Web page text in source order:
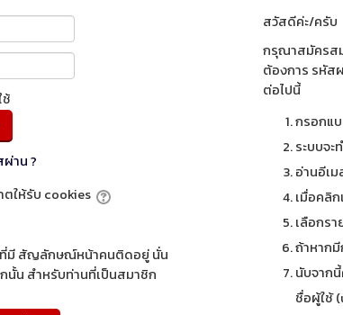
าน ?
ให้รับ cookies
าที่มี สัญลักษณ์หน้าคนติดอยู่ นั่น
นั้น สำหรับท่านที่เป็นสมาชิก
สวัสดีค่ะ/ครับ
กรุณาสมัครสม
ต้องการ รหัส
ต่อไปนี้
กรอกแ
ระบบจ
อ่านอีเ
เมื่อคลิ
เลือกรา
ถ้าหาก
นับจาก
ชื่อผู้ใช้